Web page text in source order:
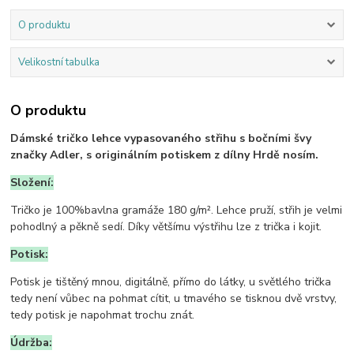
O produktu
Velikostní tabulka
O produktu
Dámské tričko lehce vypasovaného střihu s bočními švy
značky Adler, s originálním potiskem z dílny Hrdě nosím.
Složení:
Tričko je 100%bavlna gramáže 180 g/m². Lehce pruží, střih je velmi
pohodlný a pěkně sedí. Díky většímu výstřihu lze z trička i kojit.
Potisk:
Potisk je tištěný mnou, digitálně, přímo do látky, u světlého trička
tedy není vůbec na pohmat cítit, u tmavého se tisknou dvě vrstvy,
tedy potisk je napohmat trochu znát.
Údržba: